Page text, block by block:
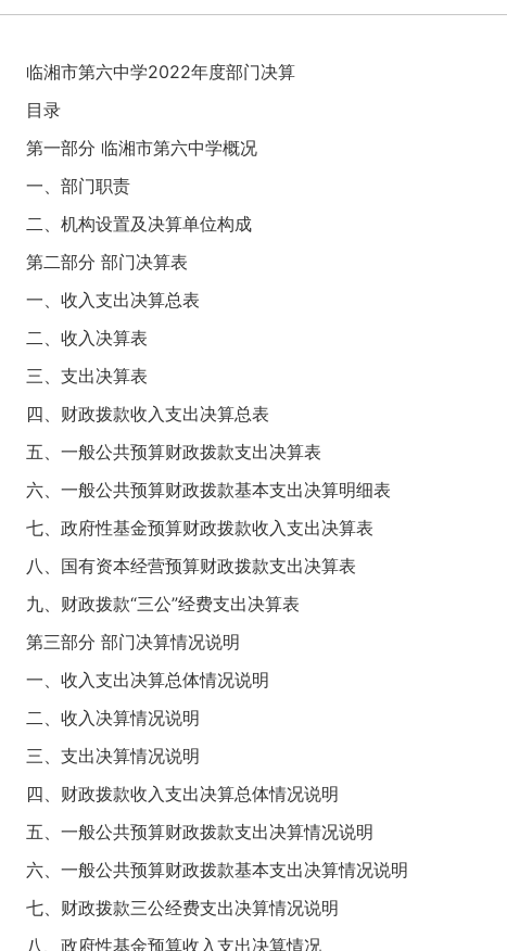
临湘市第六中学2022年度部门决算
目录
第一部分 临湘市第六中学概况
一、部门职责
二、机构设置及决算单位构成
第二部分 部门决算表
一、收入支出决算总表
二、收入决算表
三、支出决算表
四、财政拨款收入支出决算总表
五、一般公共预算财政拨款支出决算表
六、一般公共预算财政拨款基本支出决算明细表
七、政府性基金预算财政拨款收入支出决算表
八、国有资本经营预算财政拨款支出决算表
九、财政拨款“三公”经费支出决算表
第三部分 部门决算情况说明
一、收入支出决算总体情况说明
二、收入决算情况说明
三、支出决算情况说明
四、财政拨款收入支出决算总体情况说明
五、一般公共预算财政拨款支出决算情况说明
六、一般公共预算财政拨款基本支出决算情况说明
七、财政拨款三公经费支出决算情况说明
八、政府性基金预算收入支出决算情况